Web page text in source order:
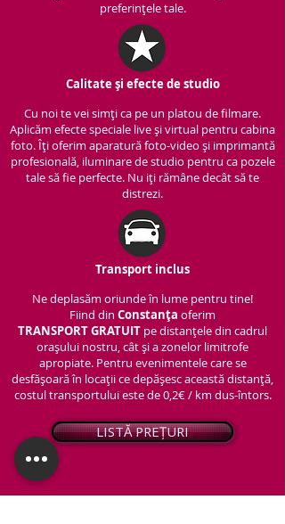
preferințele tale.
Calitate și efecte de studio
Cu noi te vei simți ca pe un platou de filmare.
Aplicăm efecte speciale live și virtual pentru cabina
foto. Îți oferim aparatură foto-video și imprimantă
profesională, iluminare de studio pentru ca pozele
tale să fie perfecte. Nu iți rămâne decât să te
distrezi.
Transport inclus
Ne deplasăm oriunde în lume pentru tine!
Fiind din Constanța oferim
TRANSPORTGRATUIT pe distanțele din cadrul
orașului nostru, cât și a zonelor limitrofe
apropiate. Pentru evenimentele care se
desfășoară în locații ce depășesc această distanță,
costul transportului este de 0,2€ / km dus-întors.
LISTĂ PREȚURI
© 2026 - Snap PhotoBooth